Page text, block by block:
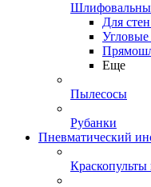
Для
Еще
Пылесосы
Рубанки
Пневматический
Краскопульты